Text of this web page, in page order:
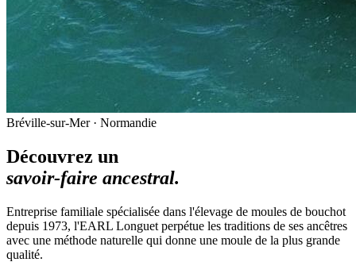
Bréville-sur-Mer · Normandie
Découvrez un
savoir-faire ancestral.
Entreprise familiale spécialisée dans l'élevage de moules de bouchot
depuis 1973, l'EARL Longuet perpétue les traditions de ses ancêtres
avec une méthode naturelle qui donne une moule de la plus grande
qualité.